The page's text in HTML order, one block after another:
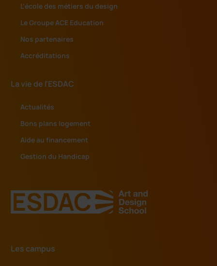
L’école des métiers du design
Le Groupe ACE Education
Nos partenaires
Accréditations
La vie de l'ESDAC
Actualités
Bons plans logement
Aide au financement
Gestion du Handicap
Les campus